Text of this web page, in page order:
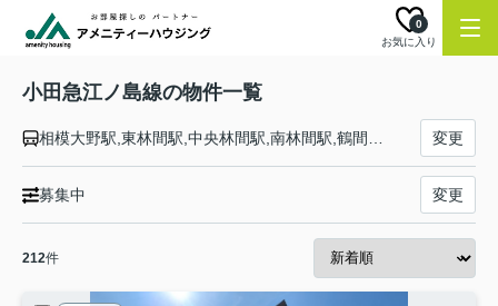
お気に入り
0
小田急江ノ島線の物件一覧
変更
募集中 変更
212件